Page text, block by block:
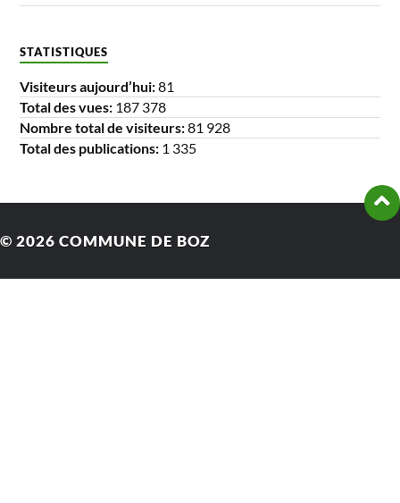
STATISTIQUES
Visiteurs aujourd’hui:81
Total des vues: 187 378
Nombre total de visiteurs:81 928
Total des publications: 1 335
© 2026 COMMUNE DE BOZ